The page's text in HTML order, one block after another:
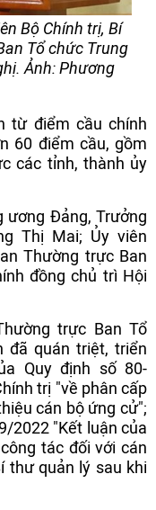
Bộ Chính trị, Bí
Tổ chức Trung
Ảnh: Phương
từ điểm cầu chính
60 điểm cầu, gồm
các tỉnh, thành ủy
ương Đảng, Trưởng
Thị Mai; Ủy viên
Thường trực Ban
đồng chủ trì Hội
trực Ban Tổ
đã quán triệt, triển
Quy định số 80-
trị "về phân cấp
cán bộ ứng cử";
2022 "Kết luận của
tác đối với cán
thư quản lý sau khi